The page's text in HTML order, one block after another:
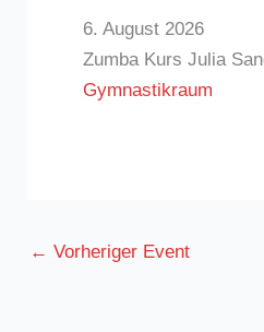
6. August 2026
Zumba Kurs Julia
Gymnastikraum
← Vorheriger Event